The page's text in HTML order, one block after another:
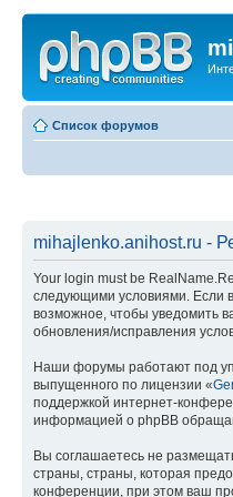
Список форумов
mihajlenko.anihost.ru -
Your login must be
следующими условиями. Если
возможное, чтобы уведомить
обновления/исправления
Наши форумы работают под
выпущенного по лицензии «
поддержкой интернет-
информацией о phpBB
Вы соглашаетесь не
страны, страны, которая
конференции, при этом ваш